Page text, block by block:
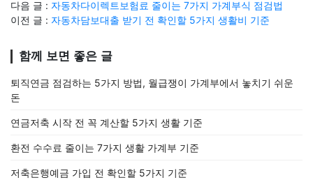
다음 글 : 자동차다이렉트보험료 줄이는 7가지 가계부식 점검법
이전 글 : 자동차담보대출 받기 전 확인할 5가지 생활비 기준
함께 보면 좋은 글
퇴직연금 점검하는 5가지 방법, 월급쟁이 가계부에서 놓치기 쉬운
돈
연금저축 시작 전 꼭 계산할 5가지 생활 기준
환전 수수료 줄이는 7가지 생활 가계부 기준
저축은행예금 가입 전 확인할 5가지 기준